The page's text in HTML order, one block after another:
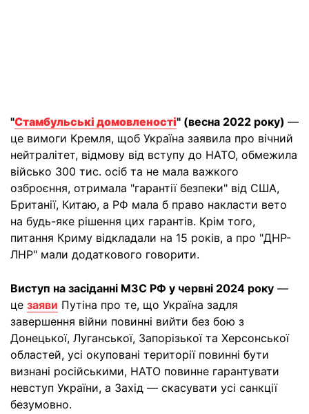
"Стамбульські домовленості" (весна 2022 року) —
це вимоги Кремля, щоб Україна заявила про вічний
нейтралітет, відмову від вступу до НАТО, обмежила
військо 300 тис. осіб та не мала важкого
озброєння, отримала "гарантії безпеки" від США,
Британії, Китаю, а РФ мала б право накласти вето
на будь-яке рішення цих гарантів. Крім того,
питання Криму відкладали на 15 років, а про "ДНР-
ЛНР" мали додаткового говорити.
Виступ на засіданні МЗС РФ у червні 2024 року —
це заяви Путіна про те, що Україна задля
завершення війни повинні вийти без бою з
Донецької, Луганської, Запорізької та Херсонської
областей, усі окуповані території повинні бути
визнані російськими, НАТО повинне гарантувати
невступ України, а Захід — скасувати усі санкції
безумовно.